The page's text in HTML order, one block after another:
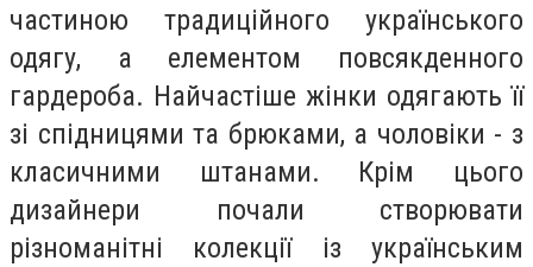
частиною традиційного українського
одягу, а елементом повсякденного
гардероба. Найчастіше жінки одягають її
зі спідницями та брюками, а чоловіки - з
класичними штанами. Крім цього
дизайнери почали створювати
різноманітні колекції із українським